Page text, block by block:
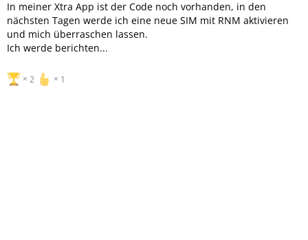
In meiner Xtra App ist der Code noch vorhanden, in den
nächsten Tagen werde ich eine neue SIM mit RNM aktivieren
und mich überraschen lassen.
Ich werde berichten...
2 1